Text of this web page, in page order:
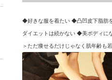
◆好きな服を着たい ◆凸凹皮下脂肪
ダイエットは続かない ◆美ボディに
＞ただ痩せるだけじゃなく肌年齢も